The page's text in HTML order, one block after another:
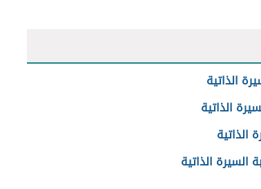
الذاتية
الذاتية
الذاتية
السيرة الذاتية